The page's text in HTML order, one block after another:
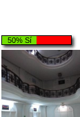
50% Sí